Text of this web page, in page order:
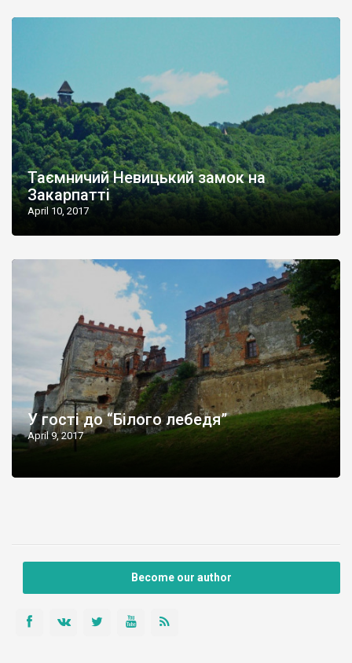
Таємничий Невицький замок на
Закарпатті
April 10, 2017
У гості до “Білого лебедя”
April 9, 2017
Become our author